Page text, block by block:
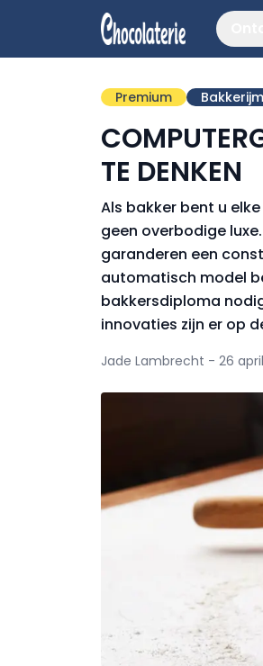
Premium
TE DENKEN
Als bakker bent u
geen overbodige
garanderen een
automatisch model
bakkersdiploma
innovaties zijn er op
Jade Lambrecht - 26 april